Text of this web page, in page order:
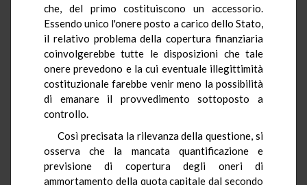
che, del primo costituiscono un accessorio.
Essendo unico l'onere posto a carico dello Stato,
il relativo problema della copertura finanziaria
coinvolgerebbe tutte le disposizioni che tale
onere prevedono e la cui eventuale illegittimità
costituzionale farebbe venir meno la possibilità
di emanare il provvedimento sottoposto a
controllo.
Così precisata la rilevanza della questione, si
osserva che la mancata quantificazione e
previsione di copertura degli oneri di
ammortamento della quota capitale dal secondo